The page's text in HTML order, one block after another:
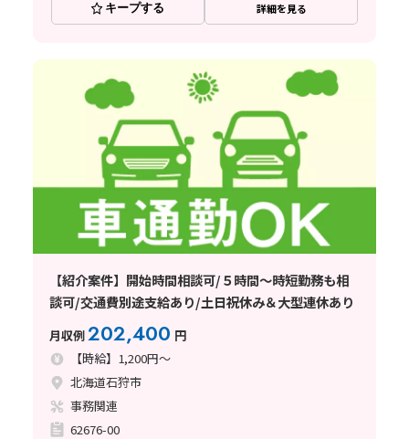
キープする 詳細を見る
【紹介案件】開始時間相談可/５時間～時短勤務も相
談可/交通費別途支給あり/土日祝休み＆大型連休あり
月収例202,400 円
【時給】1,200円～
北海道石狩市
事務関連
62676-00